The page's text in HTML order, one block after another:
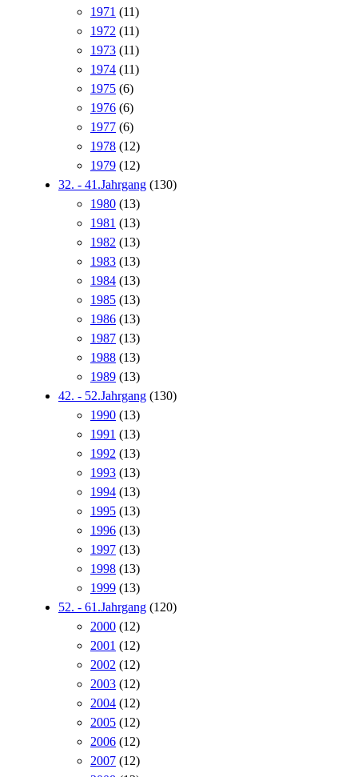
1971 (11)
1972 (11)
1973 (11)
1974 (11)
1975 (6)
1976 (6)
1977 (6)
1978 (12)
1979 (12)
32. - 41.Jahrgang (130)
1980 (13)
1981 (13)
1982 (13)
1983 (13)
1984 (13)
1985 (13)
1986 (13)
1987 (13)
1988 (13)
1989 (13)
42. - 52.Jahrgang (130)
1990 (13)
1991 (13)
1992 (13)
1993 (13)
1994 (13)
1995 (13)
1996 (13)
1997 (13)
1998 (13)
1999 (13)
52. - 61.Jahrgang (120)
2000 (12)
2001 (12)
2002 (12)
2003 (12)
2004 (12)
2005 (12)
2006 (12)
2007 (12)